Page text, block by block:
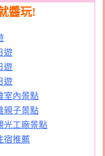
醬玩!
遊
遊
遊
室內景點
親子景點
光工廠景點
宿推薦